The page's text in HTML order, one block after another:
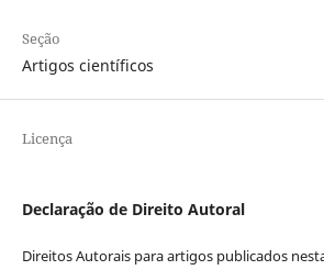
Seção
Artigos científicos
Licença
Declaração de Direito Autoral
Direitos Autorais para artigos publicados